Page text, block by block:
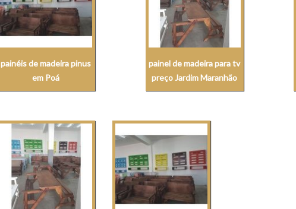
painéis de madeira pinus
em Poá
painel de madeira para tv
preço Jardim Maranhão